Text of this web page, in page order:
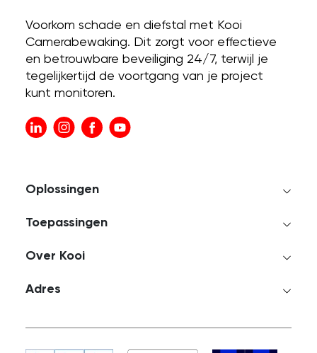
Voorkom schade en diefstal met Kooi
Camerabewaking. Dit zorgt voor effectieve
en betrouwbare beveiliging 24/7, terwijl je
tegelijkertijd de voortgang van je project
kunt monitoren.
Oplossingen
Toepassingen
Over Kooi
Adres